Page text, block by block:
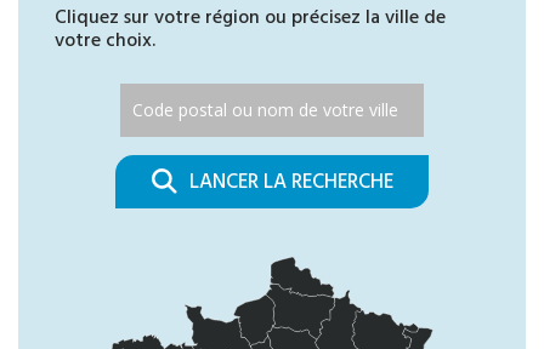
Cliquez sur votre région ou précisez la ville de
votre choix.
LANCER LA RECHERCHE